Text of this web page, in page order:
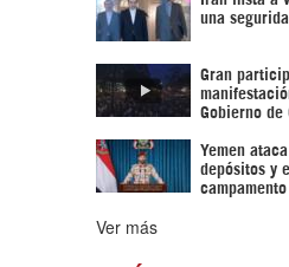
una
Gran
Gobierno de
Yemen
depósitos y
Ver más